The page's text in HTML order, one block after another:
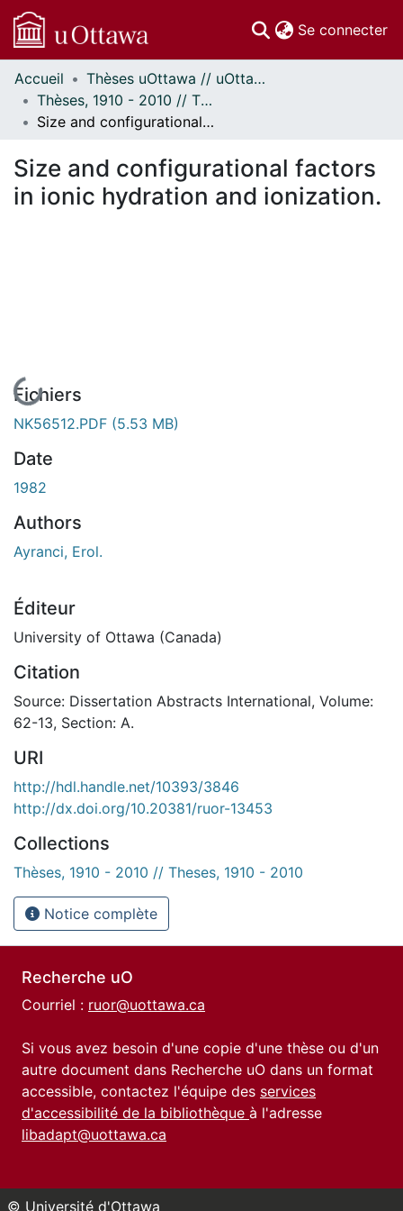
Se connecter
Communautés
et collections
Parcourir
À propos
Accueil
Thèses uOttawa // uOttawa Theses
Thèses, 1910 - 2010 // Theses, 1910 - 2010
Size and configurational factors in ionic hydration and ionization.
Size and configurational factors
in ionic hydration and ionization.
En cours de chargement...
Fichiers
NK56512.PDF (5.53 MB)
Date
1982
Authors
Ayranci, Erol.
Éditeur
University of Ottawa (Canada)
Citation
Source: Dissertation Abstracts International, Volume:
62-13, Section: A.
URI
http://hdl.handle.net/10393/3846
http://dx.doi.org/10.20381/ruor-13453
Collections
Thèses, 1910 - 2010 // Theses, 1910 - 2010
Notice complète
Recherche uO
Courriel : ruor@uottawa.ca
Si vous avez besoin d'une copie d'une thèse ou d'un
autre document dans Recherche uO dans un format
accessible, contactez l'équipe des services
d'accessibilité de la bibliothèque à l'adresse
libadapt@uottawa.ca
© Université d'Ottawa